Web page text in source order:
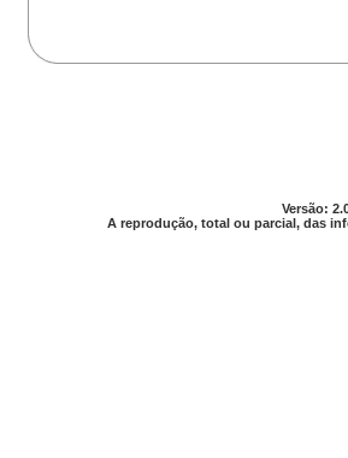
Versão:
A reprodução, total ou parcial, das